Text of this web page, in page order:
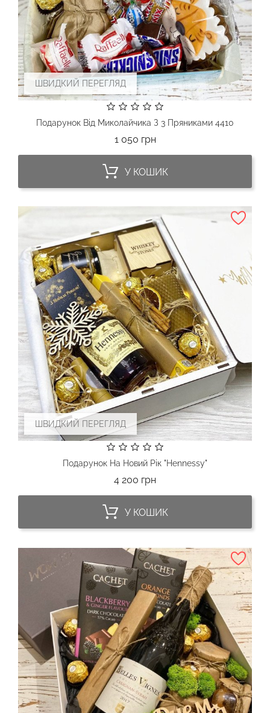
ШВИДКИЙ ПЕРЕГЛЯД
Подарунок Від Миколайчика З 3 Пряниками 4410
1 050 грнЦіна
У КОШИК
ШВИДКИЙ ПЕРЕГЛЯД
Подарунок На Новий Рік "Hennessy"
4 200 грнЦіна
У КОШИК